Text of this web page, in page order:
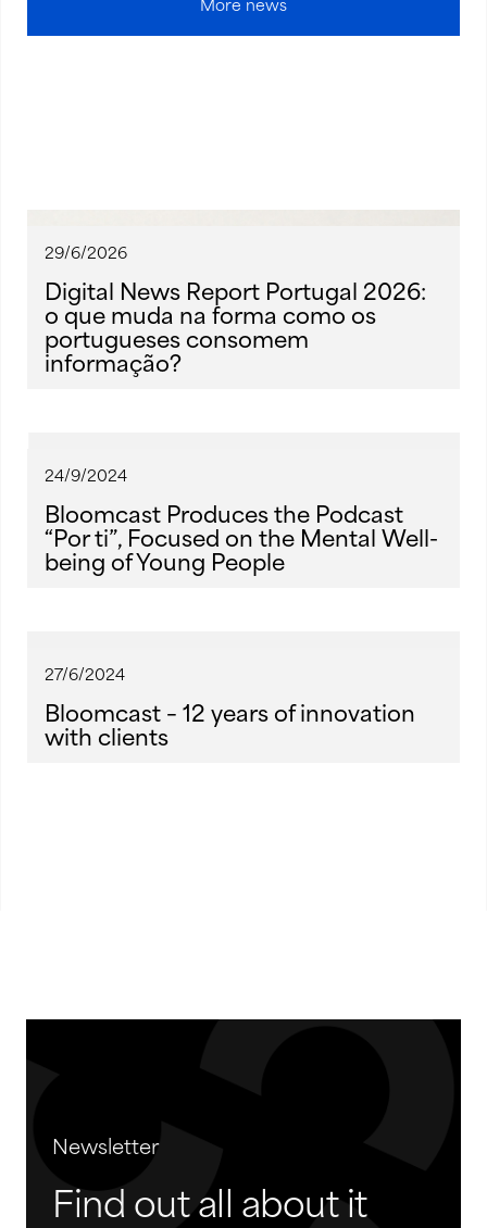
More news
29/6/2026
Digital News Report Portugal 2026:
o que muda na forma como os
portugueses consomem
informação?
24/9/2024
Bloomcast Produces the Podcast
“Por ti”, Focused on the Mental Well-
being of Young People
27/6/2024
Bloomcast – 12 years of innovation
with clients
Newsletter
Find out all about it